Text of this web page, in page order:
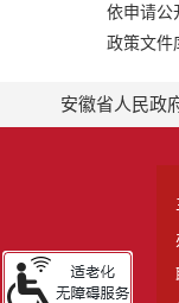
依申请公
政策文件
安徽省人民政